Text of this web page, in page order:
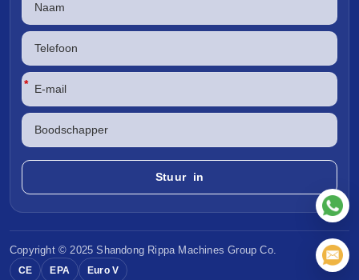
*
Copyright © 2025 Shandong Rippa Machines Group Co.
CE EPA Euro V